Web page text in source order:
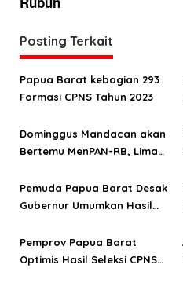
s
i
p
s
Posting Terkait
Papua Barat kebagian 293
Formasi CPNS Tahun 2023
Dominggus Mandacan akan
Bertemu MenPAN-RB, Lima
Hasil Seleksi CPNS
Pemuda Papua Barat Desak
Gubernur Umumkan Hasil
Pemprov Papua Barat
Optimis Hasil Seleksi CPNS